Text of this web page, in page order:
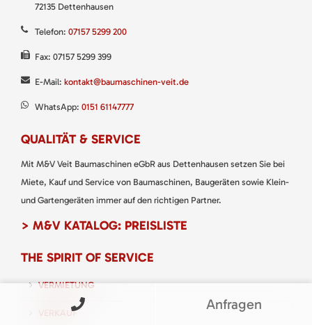
72135 Dettenhausen
Telefon: 07157 5299 200
Fax: 07157 5299 399
E-Mail: kontakt@baumaschinen-veit.de
WhatsApp: 0151 61147777
QUALITÄT & SERVICE
Mit M&V Veit Baumaschinen eGbR aus Dettenhausen setzen Sie bei
Miete, Kauf und Service von Baumaschinen, Baugeräten sowie Klein-
und Gartengeräten immer auf den richtigen Partner.
> M&V KATALOG: PREISLISTE
THE SPIRIT OF SERVICE
VERMIETUNG
VERKAUF
Anfragen